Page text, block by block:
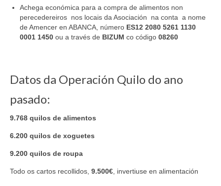
Achega económica para a compra de alimentos non
perecedereiros nos locais da Asociación na conta a nome
de Amencer en ABANCA, número ES12 2080 5261 1130
0001 1450 ou a través de BIZUM co código 08260
Datos da Operación Quilo do ano
pasado:
9.768 quilos de alimentos
6.200 quilos de xoguetes
9.200 quilos de roupa
Todo os cartos recollidos, 9.500€, invertiuse en alimentación